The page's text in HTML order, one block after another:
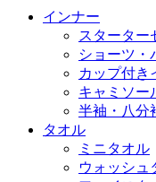
インナー
スターター
ショーツ・
カップ付き
キャミソー
半袖・八分
タオル
ミニタオル
ウォッシュ